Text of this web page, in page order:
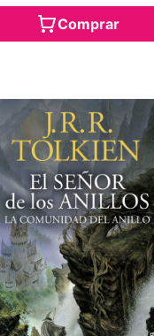
Comprar